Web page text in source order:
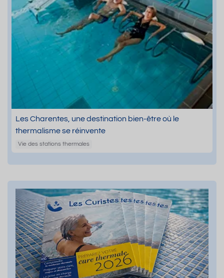
Les Charentes, une destination bien-être où le
thermalisme se réinvente
Vie des stations thermales